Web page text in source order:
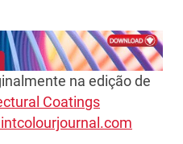
na edição de
Coatings